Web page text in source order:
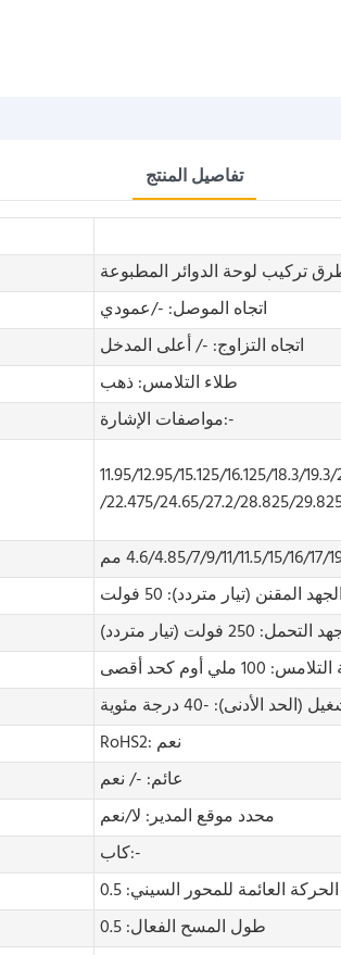
تفاصيل المنتج
اتجاه الموصل: -/عمودي
اتجاه التزاوج: -/ أعلى المدخل
طلاء التلامس: ذهب
مواصفات الإشارة:-
الجهد المقنن (تيار متردد): 50 فولت
التحمل: 250 فولت (تيار متردد)
الأدنى): -40 درجة مئوية
RoHS2: نعم
عائم: -/ نعم
محدد موقع المدير: لا/نعم
كاب:-
العائمة للمحور السيني: 0.5
طول المسح الفعال: 0.5